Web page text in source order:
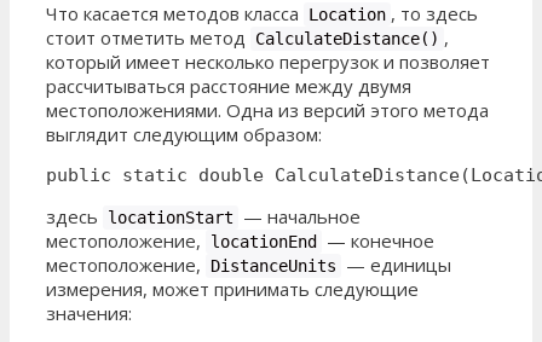
Что касается методов класса Location , то здесь
стоит отметить метод
CalculateDistance() ,
который имеет несколько перегрузок и позволяет
рассчитываться расстояние между двумя
местоположениями. Одна из версий этого метода
выглядит следующим образом:
public static double
здесь locationStart
— начальное
местоположение,
locationEnd
— конечное
местоположение,
DistanceUnits
— единицы
измерения, может принимать следующие
значения: